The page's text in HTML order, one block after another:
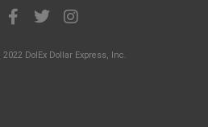
F
a
e
T
w
t
I
n
t
DolEx Dollar Express, Inc.